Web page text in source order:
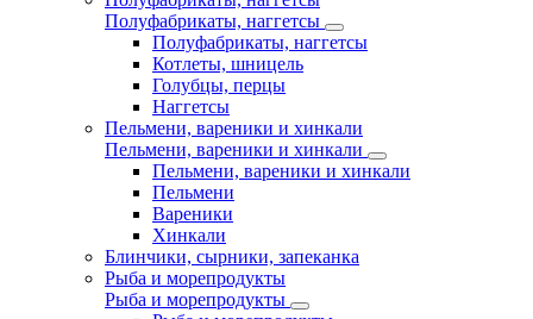
Полуфабрикаты, наггетсы
Полуфабрикаты, наггетсы
Котлеты, шницель
Голубцы, перцы
Наггетсы
Пельмени, вареники и хинкали
Пельмени, вареники и хинкали
Пельмени, вареники и хинкали
Пельмени
Вареники
Хинкали
Блинчики, сырники, запеканка
Рыба и морепродукты
Рыба и морепродукты